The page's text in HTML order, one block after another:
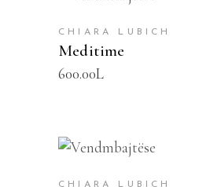
SHTOJE NË
CHIARA LUBICH
Meditime
600.00L
SHTOJE NË
CHIARA LUBICH